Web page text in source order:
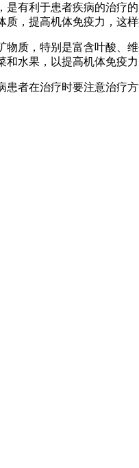
有利于患者疾病的治疗
，提高机体免疫力，这
质，特别是富含叶酸、
水果，以提高机体免疫力
患者在治疗时要注意治疗